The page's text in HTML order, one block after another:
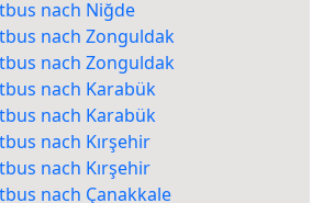
nach Niğde
nach Zonguldak
nach Zonguldak
nach Karabük
nach Karabük
nach Kırşehir
nach Kırşehir
nach Çanakkale